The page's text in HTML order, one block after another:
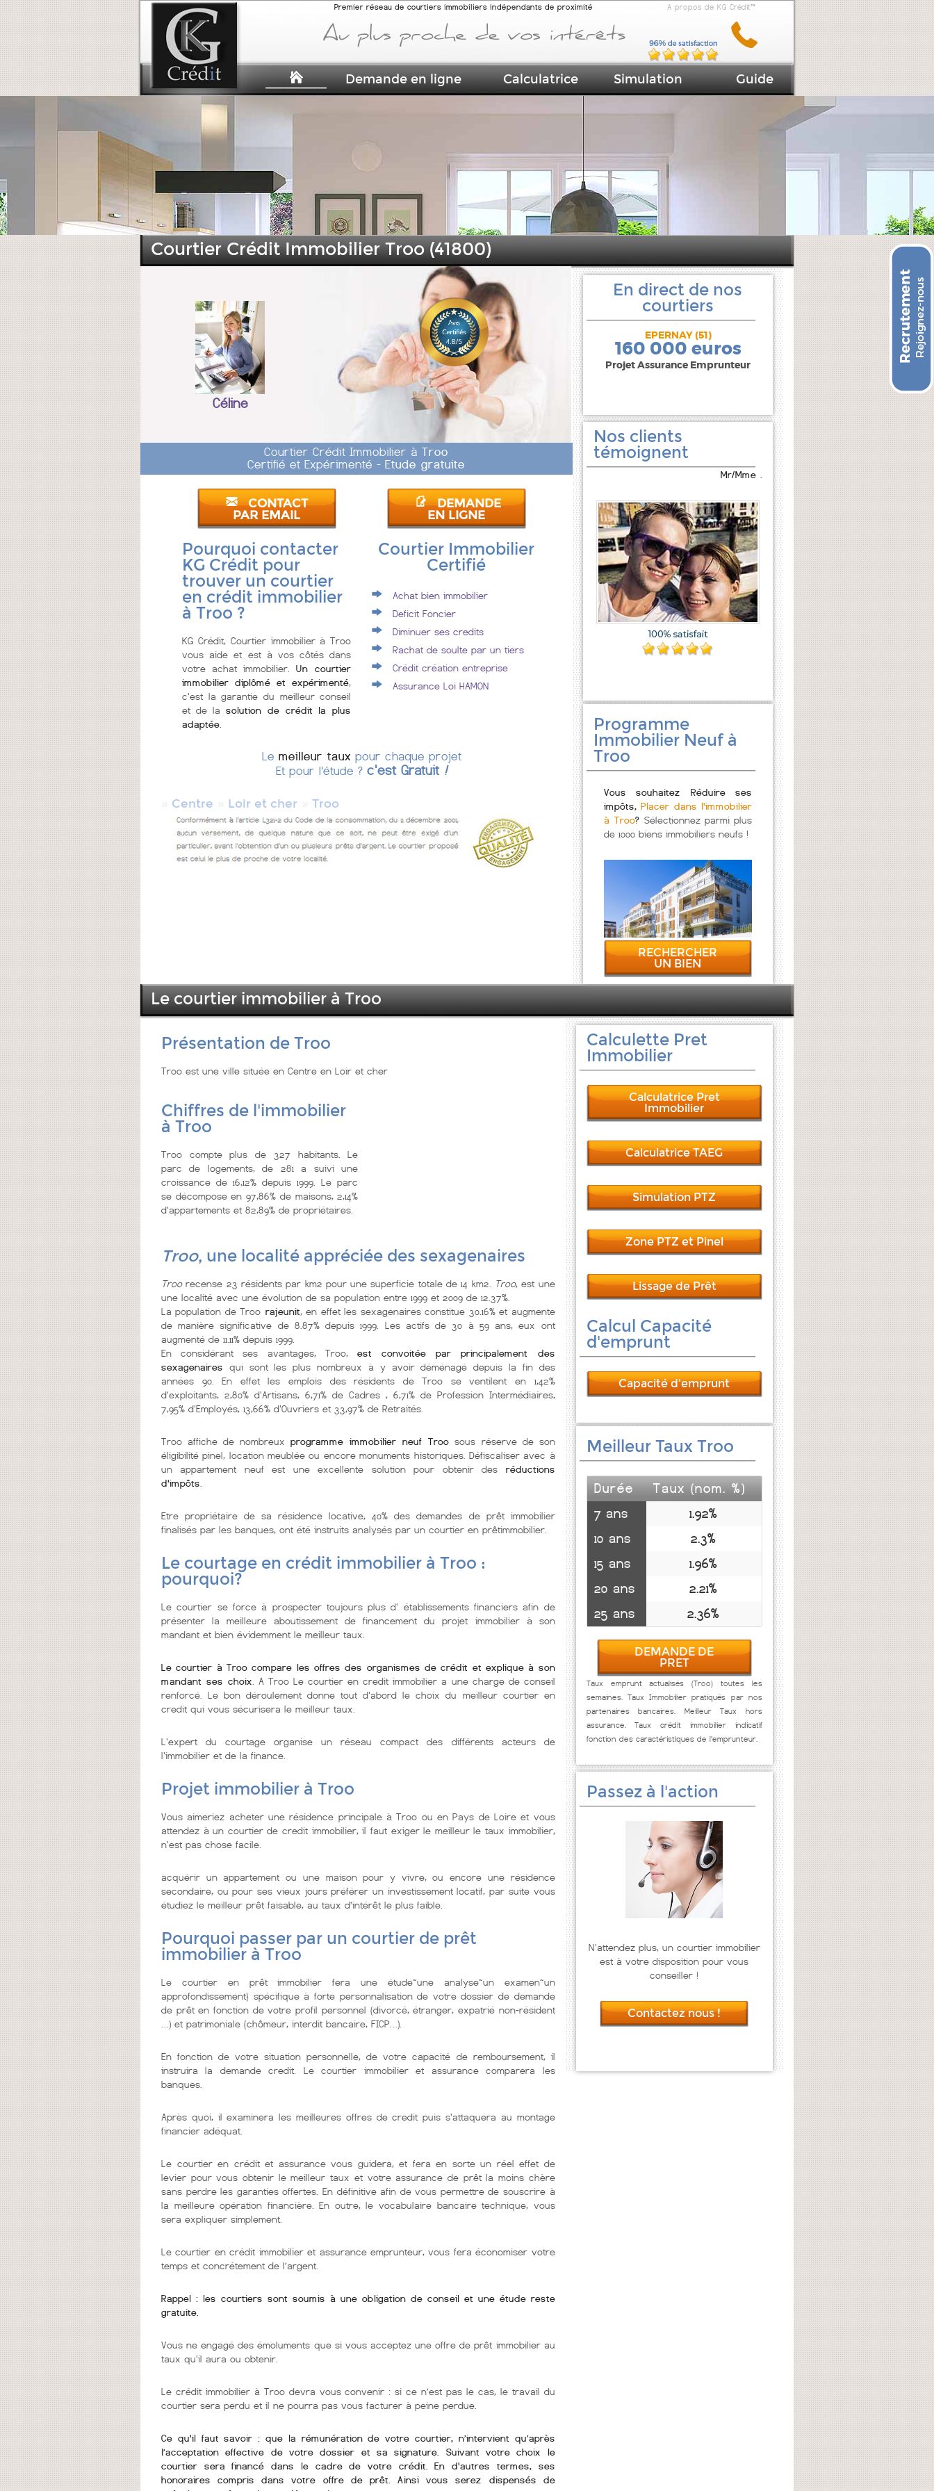
Courtier Crédit Immobilier Troo (41800)
Céline
Courtier Crédit Immobilier àTroo
Certifié et Expérimenté -Etude gratuite
CONTACT
PAR EMAIL
DEMANDE
EN LIGNE
Pourquoi contacter
KG Crédit pour
trouver un courtier
en crédit immobilier
à Troo ?
KG Crédit, Courtier immobilier à Troo
vous aide et est à vos côtés dans
votre achat immobilier.Un courtier
immobilier diplômé et expérimenté,
c'est la garantie du meilleur conseil
et de la solution de crédit la plus
adaptée
Courtier Immobilier
Certifié
Achat bien immobilier
Deficit Foncier
Diminuer ses credits
Rachat de soulte par un tiers
Crédit création entreprise
Assurance Loi HAMON
Le meilleur taux pour chaque projet
Et pour l'étude ?c'est Gratuit !
Centre Loir et cher Troo
En direct de nos
courtiers
150 000 euros
EPERNAY (51)
160 000 euros
Projet Assurance Emprunteur
240 000 euros
Nos clients
témoignent
Mr/Mme .
Programme
Immobilier Neuf à
Troo
Vous souhaitez Réduire ses
impôts,Placer dans l'immobilier
à Troo? Sélectionnez parmi plus
de 1000 biens immobiliers neufs !
RECHERCHER
UN BIEN
Le courtier immobilier à Troo
Présentation de Troo
Troo est une ville située en Centre en Loir et cher
Chiffres de l'immobilier
à Troo
Troo compte plus de 327 habitants. Le
parc de logements, de 281 a suivi une
croissance de 16,12% depuis 1999. Le parc
se décompose en 97,86% de maisons, 2,14%
d'appartements et 82,89% de propriétaires.
Troo, une localité appréciée des sexagenaires
Troorecense 23 résidents par km2 pour une superficie totale de 14 km2. Troo, est une
une localité avec une évolution de sa population entre 1999 et 2009 de 12.37%.
La population de Troo rajeunit, en effet les sexagenaires constitue 30.16% et augmente
de manière significative de 8.87% depuis 1999. Les actifs de 30 à 59 ans, eux ont
augmenté de 11.11% depuis 1999.
En considérant ses avantages, Troo, est convoitée par principalement des
sexagenaires qui sont les plus nombreux à y avoir déménagé depuis la fin des
années 90. En effet les emplois des résidents de Troo se ventilent en 1,42%
d'exploitants, 2,80% d'Artisans, 6,71% de Cadres , 6,71% de Profession Intermédiaires,
7,95% d'Employés, 13,66% d'Ouvriers et 33,97% de Retraités.
Troo affiche de nombreuxprogramme immobilier neuf Troo sous réserve de son
éligibilité pinel, location meublée ou encore monuments historiques. Défiscaliser avec à
un appartement neuf est une excellente solution pour obtenir des réductions
d'impôts
Etre propriétaire de sa résidence locative, 40% des demandes de prêt immobilier
finalisés par les banques, ont été instruits analysés par un courtier en prêtimmobilier.
Le courtage en crédit immobilier à Troo :
pourquoi?
Le courtier se force à prospecter toujours plus d' établissements financiers afin de
présenter la meilleure aboutissement de financement du projet immobilier à son
mandant et bien évidemment le meilleur taux.
Le courtier à Troo compare les offres des organismes de crédit et explique à son
mandant ses choix . A Troo Le courtier en credit immobilier a une charge de conseil
renforcé. Le bon déroulement donne tout d'abord le choix du meilleur courtier en
credit qui vous sécurisera le meilleur taux.
L'expert du courtage organise un réseau compact des différents acteurs de
l'immobilier et de la finance.
Projet immobilier à Troo
Vous aimeriez acheter une résidence principale à Troo ou en Pays de Loire et vous
attendez à un courtier de credit immobilier, il faut exiger le meilleur le taux immobilier,
n'est pas chose facile.
acquérir un appartement ou une maison pour y vivre, ou encore une résidence
secondaire, ou pour ses vieux jours préférer un investissement locatif, par suite vous
étudiez le meilleur prêt faisable, au taux d’intérêt le plus faible.
Pourquoi passer par un courtier de prêt
immobilier à Troo
Le courtier en prêt immobilier fera une étude~une analyse~un examen~un
approfondissement} spécifique à forte personnalisation de votre dossier de demande
de prêt en fonction de votre profil personnel (divorcé, étranger, expatrié non-résident
…) et patrimoniale (chômeur, interdit bancaire, FICP…).
En fonction de votre situation personnelle, de votre capacité de remboursement, il
instruira la demande credit. Le courtier immobilier et assurance comparera les
banques.
Après quoi, il examinera les meilleures offres de credit puis s'attaquera au montage
financier adéquat.
Le courtier en crédit et assurance vous guidera, et fera en sorte un réel effet de
levier pour vous obtenir le meilleur taux et votre assurance de prêt la moins chère
sans perdre les garanties offertes. En définitive afin de vous permettre de souscrire à
la meilleure opération financière. En outre, le vocabulaire bancaire technique, vous
sera expliquer simplement.
Le courtier en crédit immobilier et assurance emprunteur, vous fera économiser votre
temps et concrétement de l’argent.
Rappel : les courtiers sont soumis à une obligation de conseil et une étude reste
gratuite.
Vous ne engagé des émoluments que si vous acceptez une offre de prêt immobilier au
taux qu'il aura ou obtenir.
Le crédit immobilier à Troo devra vous convenir : si ce n’est pas le cas, le travail du
courtier sera perdu et il ne pourra pas vous facturer à peine perdue.
Ce qu'il faut savoir : que la rémunération de votre courtier, n’intervient qu’après
l’acceptation effective de votre dossier et sa signature. Suivant votre choix le
courtier sera financé dans le cadre de votre crédit. En d'autres termes, ses
honoraires compris dans votre offre de prêt. Ainsi vous serez dispensés de
Calculette Pret
Immobilier
Calculatrice Pret
Immobilier
Calculatrice TAEG
Simulation PTZ
Zone PTZ et Pinel
Lissage de Prêt
Calcul Capacité
d'emprunt
Capacité d'emprunt
Meilleur Taux Troo
Durée
Taux (nom. %)
7 ans
1.92%
10 ans
2.3%
15 ans
1.96%
20 ans
2.21%
25 ans
2.36%
DEMANDE DE
PRET
Taux emprunt actualisés (Troo) toutes les
semaines. Taux Immobilier pratiqués par nos
partenaires bancaires. Meilleur Taux hors
assurance. Taux crédit immobilier indicatif
fonction des caractéristiques de l'emprunteur.
Passez à l'action
N'attendez plus, un courtier immobilier
est à votre disposition pour vous
conseiller !
Contactez nous !
Premier réseau de courtiers immobiliers indépendants de proximité A propos de KG Crédit™
Demande en ligne Calculatrice Simulation Guide